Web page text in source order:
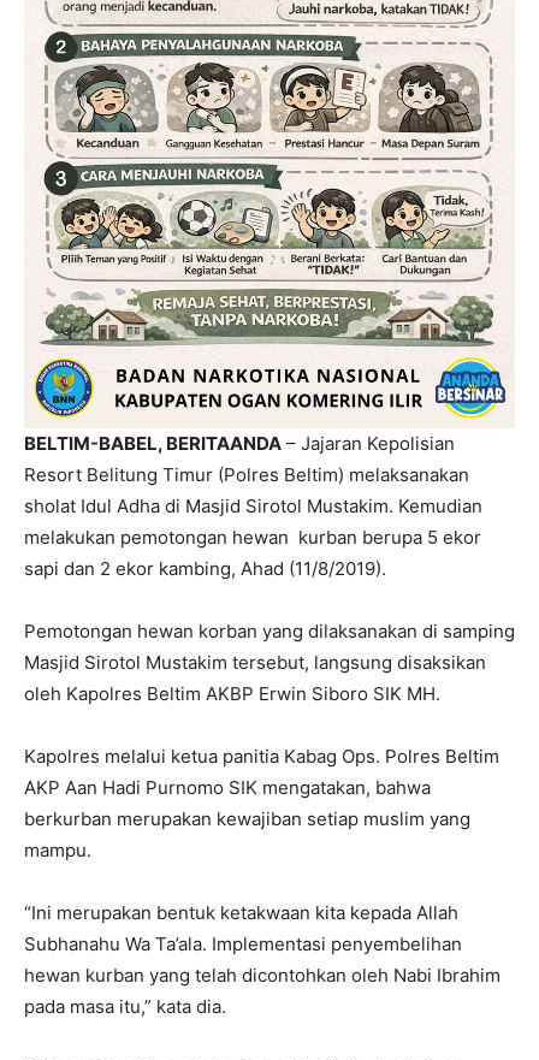
BELTIM-BABEL, BERITAANDA – Jajaran Kepolisian
Resort Belitung Timur (Polres Beltim) melaksanakan
sholat Idul Adha di Masjid Sirotol Mustakim. Kemudian
melakukan pemotongan hewan kurban berupa 5 ekor
sapi dan 2 ekor kambing, Ahad (11/8/2019).
Pemotongan hewan korban yang dilaksanakan di samping
Masjid Sirotol Mustakim tersebut, langsung disaksikan
oleh Kapolres Beltim AKBP Erwin Siboro SIK MH.
Kapolres melalui ketua panitia Kabag Ops. Polres Beltim
AKP Aan Hadi Purnomo SIK mengatakan, bahwa
berkurban merupakan kewajiban setiap muslim yang
mampu.
“Ini merupakan bentuk ketakwaan kita kepada Allah
Subhanahu Wa Ta’ala. Implementasi penyembelihan
hewan kurban yang telah dicontohkan oleh Nabi Ibrahim
pada masa itu,” kata dia.